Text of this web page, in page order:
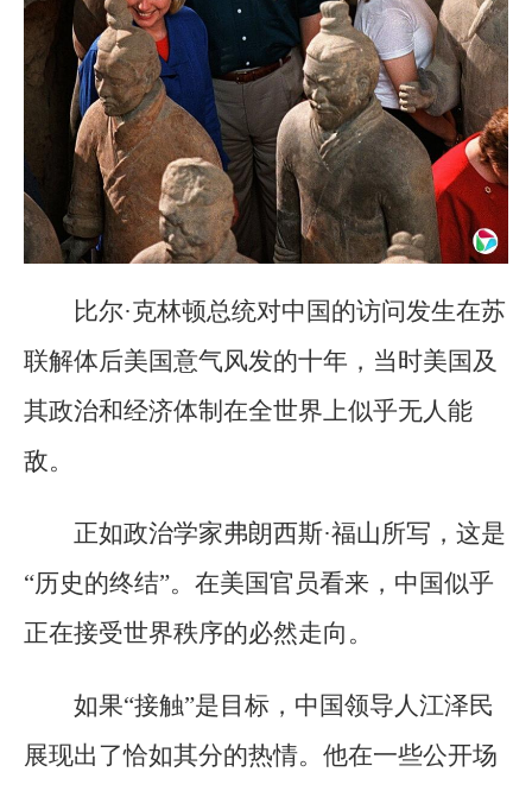
比尔·克林顿总统对中国的访问发生在苏
联解体后美国意气风发的十年，当时美国及
其政治和经济体制在全世界上似乎无人能
敌。
正如政治学家弗朗西斯·福山所写，这是
“历史的终结”。在美国官员看来，中国似乎
正在接受世界秩序的必然走向。
如果“接触”是目标，中国领导人江泽民
展现出了恰如其分的热情。他在一些公开场